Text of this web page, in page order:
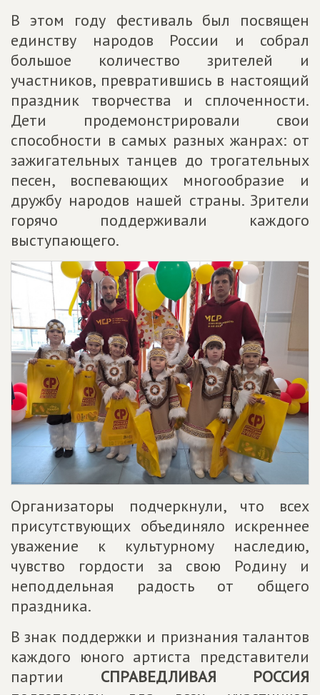
В этом году фестиваль был посвящен
единству народов России и собрал
большое количество зрителей и
участников, превратившись в настоящий
праздник творчества и сплоченности.
Дети продемонстрировали свои
способности в самых разных жанрах: от
зажигательных танцев до трогательных
песен, воспевающих многообразие и
дружбу народов нашей страны. Зрители
горячо поддерживали каждого
выступающего.
Организаторы подчеркнули, что всех
присутствующих объединяло искреннее
уважение к культурному наследию,
чувство гордости за свою Родину и
неподдельная радость от общего
праздника.
В знак поддержки и признания талантов
каждого юного артиста представители
партии СПРАВЕДЛИВАЯ РОССИЯ